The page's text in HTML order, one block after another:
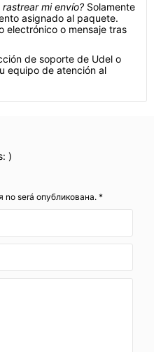
mi envío? Solamente
asignado al paquete.
electrónico o mensaje tras
de soporte de Udel o
equipo de atención al
)
no será опубликована. *